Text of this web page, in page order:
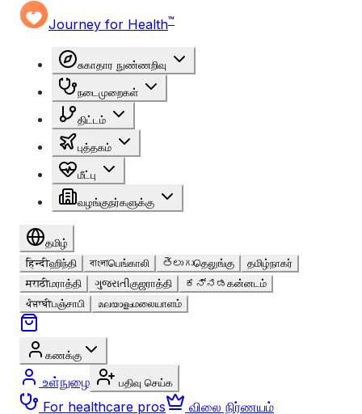
Journey for Health™
சுகாதார நுண்ணறிவு
நடைமுறைகள்
திட்டம்
புத்தகம்
மீட்பு
வழங்குநர்களுக்கு
தமிழ்
हिन्दीஹிந்தி বাংলাபெங்காலி తెలుగుதெலுங்கு தமிழ்நாகர்
मराठीமராத்தி ગુજરાતીகுஜராத்தி ಕನ್ನಡ கன்னடம்
ਪੰਜਾਬੀபஞ்சாபி മലയാളംமலையாளம்
கணக்கு
உள்நுழை பதிவு செய்க
For healthcare pros விலை நிர்ணயம்